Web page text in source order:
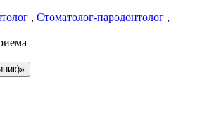
, Стоматолог-пародонтолог ,